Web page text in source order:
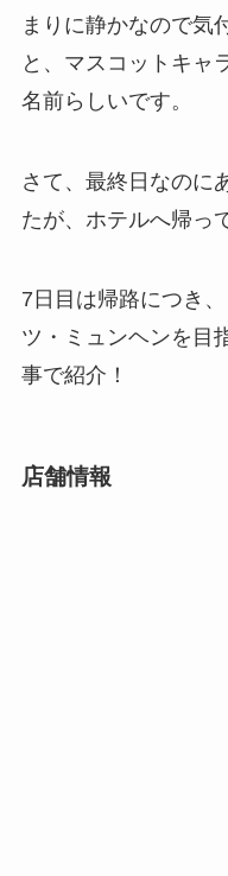
まりに静かなので気
と、マスコットキャ
名前らしいです。
さて、最終日なのに
たが、ホテルへ帰っ
7日目は帰路につき
ツ・ミュンヘンを目
事で紹介！
店舗情報